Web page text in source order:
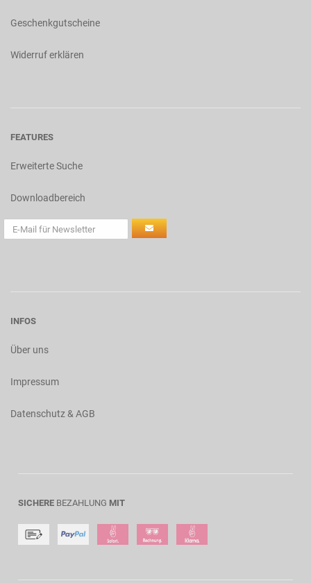
Geschenkgutscheine
Widerruf erklären
FEATURES
Erweiterte Suche
Downloadbereich
INFOS
Über uns
Impressum
Datenschutz & AGB
SICHERE BEZAHLUNG MIT